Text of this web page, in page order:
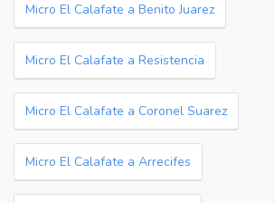
Micro El Calafate a Benito Juarez
Micro El Calafate a Resistencia
Micro El Calafate a Coronel Suarez
Micro El Calafate a Arrecifes